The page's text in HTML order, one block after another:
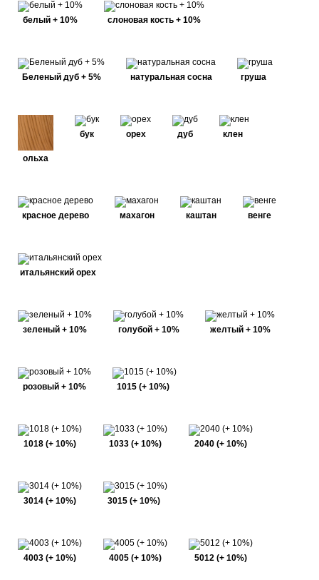
белый + 10% слоновая кость + 10%
Беленый дуб + 5% натуральная сосна груша
ольха
бук орех дуб клен
красное дерево махагон каштан венге
итальянский орех
зеленый + 10% голубой + 10% желтый + 10%
розовый + 10% 1015 (+ 10%)
1018 (+ 10%) 1033 (+ 10%) 2040 (+ 10%)
3014 (+ 10%) 3015 (+ 10%)
4003 (+ 10%) 4005 (+ 10%) 5012 (+ 10%)